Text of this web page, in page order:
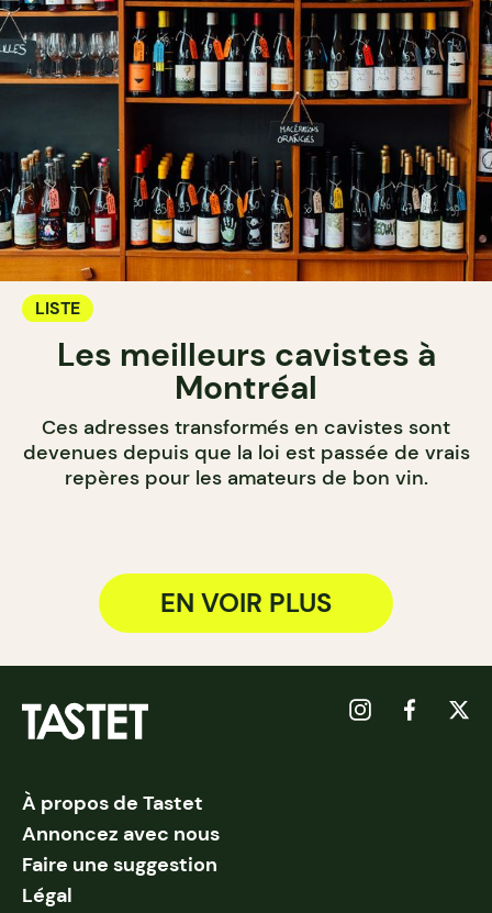
LISTE
Les meilleurs cavistes à
Montréal
Ces adresses transformés en cavistes sont
devenues depuis que la loi est passée de vrais
repères pour les amateurs de bon vin.
EN VOIR PLUS
À propos de Tastet
Annoncez avec nous
Faire une suggestion
Légal